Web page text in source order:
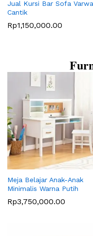
Jual Kursi Bar Sofa
Cantik
Rp1,150,000.00
Meja Belajar Anak-Anak
Minimalis Warna Putih
Rp3,750,000.00